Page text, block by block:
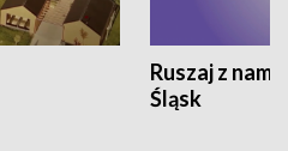
Ruszaj z
Śląsk